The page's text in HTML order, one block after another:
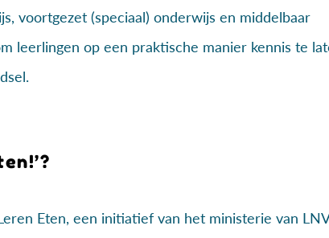
voortgezet (speciaal) onderwijs en middelbaar
leerlingen op een praktische manier kennis te
Eten, een initiatief van het ministerie van